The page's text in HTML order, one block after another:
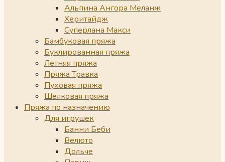
Альпина Ангора Меланж
Херитайдж
Суперлана Макси
Бамбуковая пряжа
Буклированная пряжа
Летняя пряжа
Пряжа Травка
Пуховая пряжа
Шелковая пряжа
Пряжа по назначению
Для игрушек
Банни Беби
Велюто
Дольче